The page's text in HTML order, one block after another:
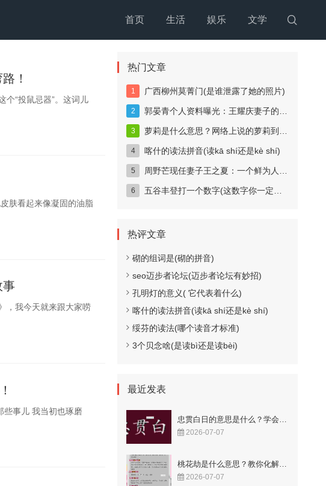

首页 生活 娱乐 文学
！
个“投鼠忌器”。这词儿
肤看起来像凝固的油脂
事
，我今天就来跟大家唠
些事儿 我当初也琢磨
热门文章
广西柳州莫菁门(是谁泄露了她的照片)
郭晏青个人资料曝光：王耀庆妻子的科技女神身份揭秘
萝莉是什么意思？网络上说的萝莉到底指什么？
喀什的读法拼音(读kā shí还是kè shí)
周野芒现任妻子王之夏：一个鲜为人知的妻子
五谷丰登打一个数字(这数字你一定猜得到)
热评文章
砌的组词是(砌的拼音)
seo迈步者论坛(迈步者论坛有妙招)
孔明灯的意义( 它代表着什么)
喀什的读法拼音(读kā shí还是kè shí)
绥芬的读法(哪个读音才标准)
3个贝念啥(是读bì还是读bèi)
最近发表
忠贯白日的意思是什么？学会这样用更显智慧！
2026-07-07
桃花劫是什么意思？教你化解烂桃花的秘籍！
2026-07-07